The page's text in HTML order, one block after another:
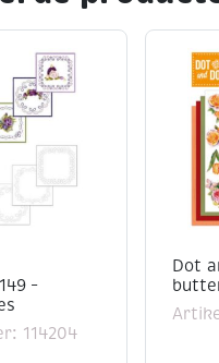
–
114204
Dot